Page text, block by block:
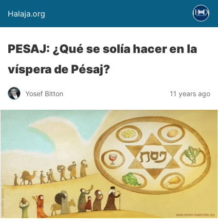
Halaja.org
PESAJ: ¿Qué se solía hacer en la
víspera de Pésaj?
Yosef Bitton 11 years ago